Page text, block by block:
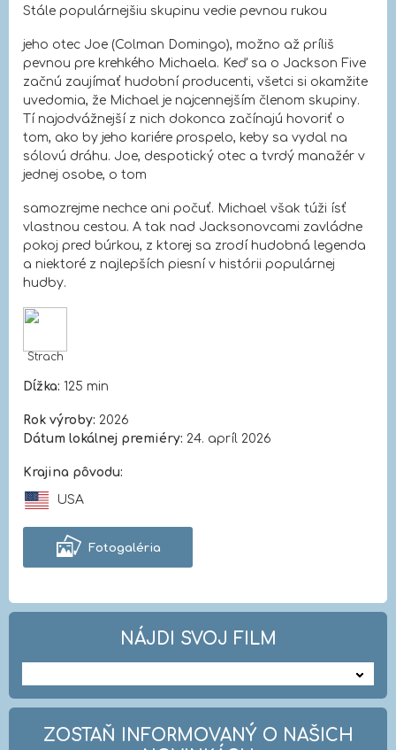
Stále populárnejšiu skupinu vedie pevnou rukou
jeho otec Joe (Colman Domingo), možno až príliš
pevnou pre krehkého Michaela. Keď sa o Jackson Five
začnú zaujímať hudobní producenti, všetci si okamžite
uvedomia, že Michael je najcennejším členom skupiny.
Tí najodvážnejší z nich dokonca začínajú hovoriť o
tom, ako by jeho kariére prospelo, keby sa vydal na
sólovú dráhu. Joe, despotický otec a tvrdý manažér v
jednej osobe, o tom
samozrejme nechce ani počuť. Michael však túži ísť
vlastnou cestou. A tak nad Jacksonovcami zavládne
pokoj pred búrkou, z ktorej sa zrodí hudobná legenda
a niektoré z najlepších piesní v histórii populárnej
hudby.
Strach
Dĺžka: 125 min
Rok výroby: 2026
Dátum lokálnej premiéry: 24. apríl 2026
Krajina pôvodu:
USA
Fotogaléria
NÁJDI SVOJ FILM
ZOSTAŇ INFORMOVANÝ O NAŠICH